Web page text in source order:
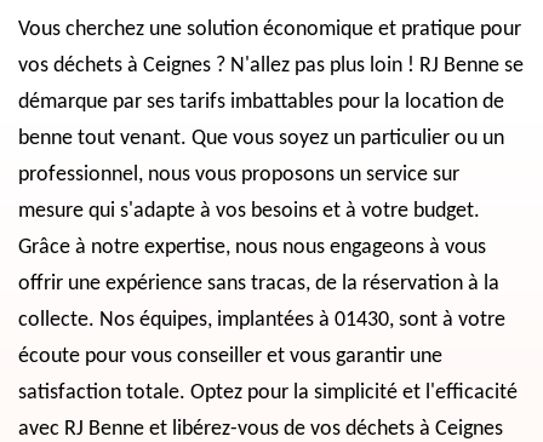
Vous cherchez une solution économique et pratique pour
vos déchets à Ceignes ? N'allez pas plus loin ! RJ Benne se
démarque par ses tarifs imbattables pour la location de
benne tout venant. Que vous soyez un particulier ou un
professionnel, nous vous proposons un service sur
mesure qui s'adapte à vos besoins et à votre budget.
Grâce à notre expertise, nous nous engageons à vous
offrir une expérience sans tracas, de la réservation à la
collecte. Nos équipes, implantées à 01430, sont à votre
écoute pour vous conseiller et vous garantir une
satisfaction totale. Optez pour la simplicité et l'efficacité
avec RJ Benne et libérez-vous de vos déchets à Ceignes